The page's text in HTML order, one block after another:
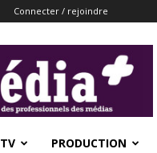
Connecter / rejoindre
TV PRODUCTION